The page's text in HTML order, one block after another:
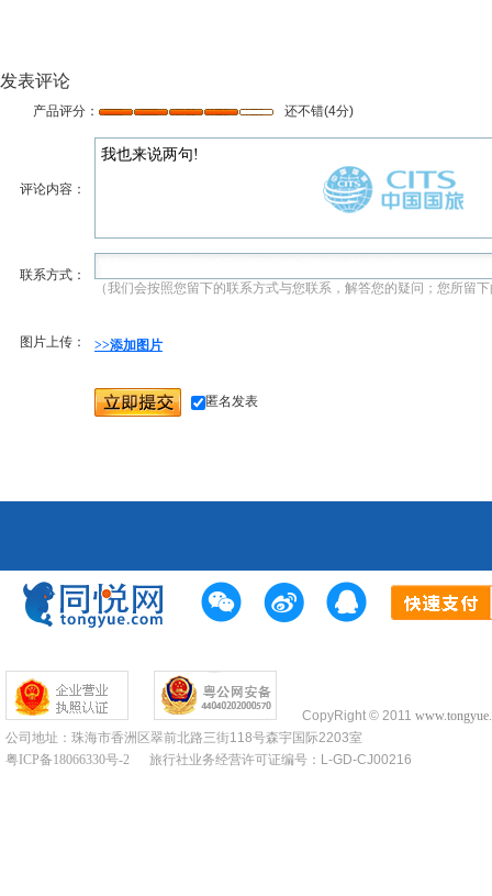
发表评论
产品评分： 还不错(4分)
评论内容：
联系方式：
（我们会按照您留下的联系方式与您联系，解答您的疑问；您所留
图片上传： >>添加图片
匿名发表
CopyRight © 2011
公司地址：珠海市香洲区翠前北路三街118号森宇国际2203室
粤ICP备18066330号-2
旅行社业务经营许可证编号：L-GD-CJ00216